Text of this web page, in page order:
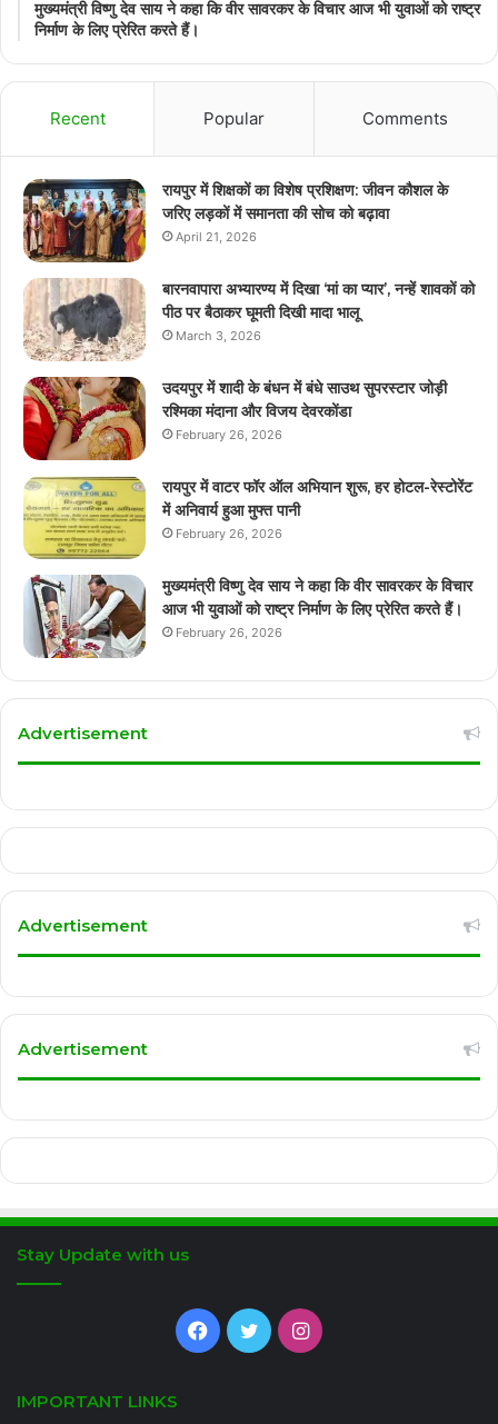
मुख्यमंत्री विष्णु देव साय ने कहा कि वीर सावरकर के विचार आज भी युवाओं को राष्ट्र
निर्माण के लिए प्रेरित करते हैं।
Recent Popular Comments
रायपुर में शिक्षकों का विशेष प्रशिक्षण: जीवन कौशल के
जरिए लड़कों में समानता की सोच को बढ़ावा
April 21, 2026
बारनवापारा अभ्यारण्य में दिखा ‘मां का प्यार’, नन्हें शावकों को
पीठ पर बैठाकर घूमती दिखी मादा भालू
March 3, 2026
उदयपुर में शादी के बंधन में बंधे साउथ सुपरस्टार जोड़ी
रश्मिका मंदाना और विजय देवरकोंडा
February 26, 2026
रायपुर में वाटर फॉर ऑल अभियान शुरू, हर होटल-रेस्टोरेंट
में अनिवार्य हुआ मुफ्त पानी
February 26, 2026
मुख्यमंत्री विष्णु देव साय ने कहा कि वीर सावरकर के विचार
आज भी युवाओं को राष्ट्र निर्माण के लिए प्रेरित करते हैं।
February 26, 2026
Advertisement
Advertisement
Advertisement
Stay Update with us
Facebook
TwitterInstagram
IMPORTANT LINKS